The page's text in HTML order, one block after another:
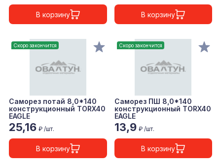
В корзину В корзину
Скоро закончится
Саморез потай 8,0*140
конструкционный TORX40
EAGLE
25,16 ₽ /шт.
В корзину
Скоро закончится
Саморез ПШ 8,0*140
конструкционный TORX40
EAGLE
13,9 ₽ /шт.
В корзину